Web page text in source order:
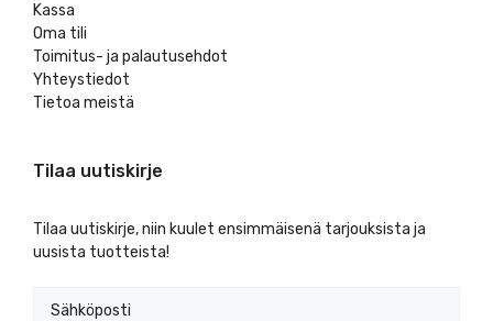
Kassa
Oma tili
Toimitus- ja palautusehdot
Yhteystiedot
Tietoa meistä
Tilaa uutiskirje
Tilaa uutiskirje, niin kuulet ensimmäisenä tarjouksista ja
uusista tuotteista!